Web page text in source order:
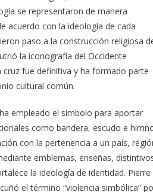
se representaron de manera
acuerdo con la ideología de cada
paso a la construcción religiosa
la iconografía del Occidente
cruz fue definitiva y ha formado parte
cultural común.
empleado el símbolo para aportar
como bandera, escudo e
con la pertenencia a un país,
emblemas, enseñas,
la ideología de identidad. Pierre
el término “violencia simbólica”